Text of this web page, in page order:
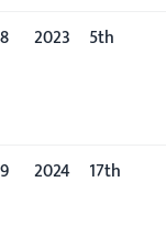
8
2023 5th
9
2024 17th